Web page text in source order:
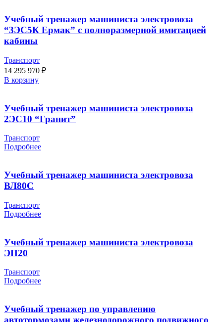
Учебный тренажер машиниста электровоза
“3ЭС5К Ермак” с полноразмерной имитацией
кабины
Транспорт
14 295 970 ₽
В корзину
Учебный тренажер машиниста электровоза
2ЭС10 “Гранит”
Транспорт
Подробнее
Учебный тренажер машиниста электровоза
ВЛ80С
Транспорт
Подробнее
Учебный тренажер машиниста электровоза
ЭП20
Транспорт
Подробнее
Учебный тренажер по управлению
автотормозами железнодорожного подвижного